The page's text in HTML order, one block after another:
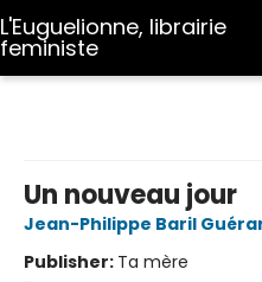
L'Euguelionne, librairie
feministe
Un nouveau jour
Jean-Philippe Baril
Publisher: Ta mère